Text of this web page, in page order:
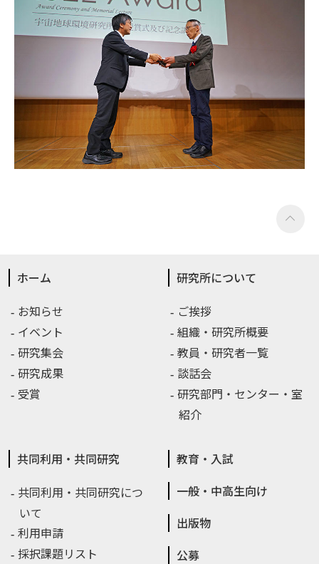
ホーム
お知らせ
イベント
研究集会
研究成果
受賞
研究所について
ご挨拶
組織・研究所概要
教員・研究者一覧
談話会
研究部門・センター・室
紹介
共同利用・共同研究
共同利用・共同研究につ
いて
利用申請
採択課題リスト
教育・入試
一般・中高生向け
出版物
公募